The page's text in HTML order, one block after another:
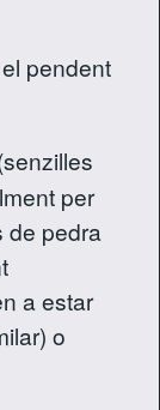
pendent
per
de pedra
a estar
o